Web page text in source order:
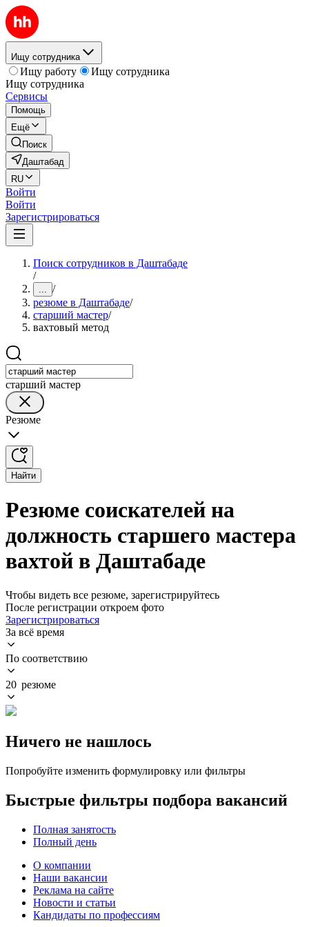
Ищу сотрудника
Ищу работу
Ищу сотрудника
Ищу сотрудника
Сервисы
Помощь
Ещё
Поиск
Даштабад
RU
Войти
Войти
Зарегистрироваться
Поиск сотрудников в Даштабаде
/
... /
резюме в Даштабаде/
старший мастер/
вахтовый метод
старший мастер
Резюме
Найти
Резюме соискателей на
должность старшего мастера
вахтой в Даштабаде
Чтобы видеть все резюме, зарегистрируйтесь
После регистрации откроем фото
Зарегистрироваться
За всё время
По соответствию
20 резюме
Ничего не нашлось
Попробуйте изменить формулировку или фильтры
Быстрые фильтры подбора вакансий
Полная занятость
Полный день
О компании
Наши вакансии
Реклама на сайте
Новости и статьи
Кандидаты по профессиям